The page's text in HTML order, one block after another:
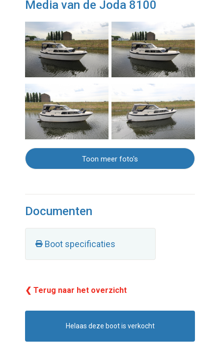
Media van de Joda 8100
Toon meer foto's
Documenten
Boot specificaties
❮ Terug naar het overzicht
Helaas deze boot is verkocht